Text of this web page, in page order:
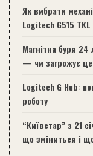
Як вибрати
Logitech G515 TKL
Магнітна буря
— чи загрожує це
Logitech G Hub:
роботу
“Київстар” з 21
що зміниться і